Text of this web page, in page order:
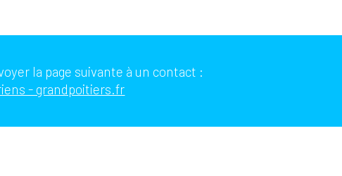
la page suivante à un contact :
- grandpoitiers.fr